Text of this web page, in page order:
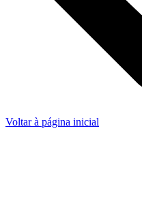
Voltar à página inicial